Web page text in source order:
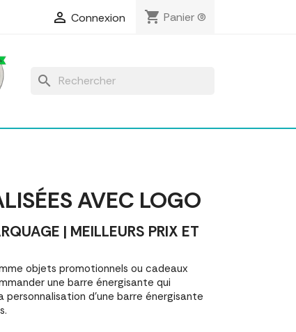
 Connexion shopping_cart Panier(0)
search
AVEC LOGO
| MEILLEURS PRIX ET
objets promotionnels ou cadeaux
une barre énergisante qui
d'une barre énergisante